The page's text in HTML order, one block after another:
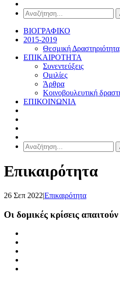
Αναζήτηση
για:
ΒΙΟΓΡΑΦΙΚΟ
2015-2019
Θεσμική Δραστηριότητα
ΕΠΙΚΑΙΡΟΤΗΤΑ
Συνεντεύξεις
Ομιλίες
Άρθρα
Κοινοβουλευτική
ΕΠΙΚΟΙΝΩΝΙΑ
Αναζήτηση
για:
Επικαιρότητα
26 Σεπ 2022|Επικαιρότητα
Οι δομικές κρίσεις